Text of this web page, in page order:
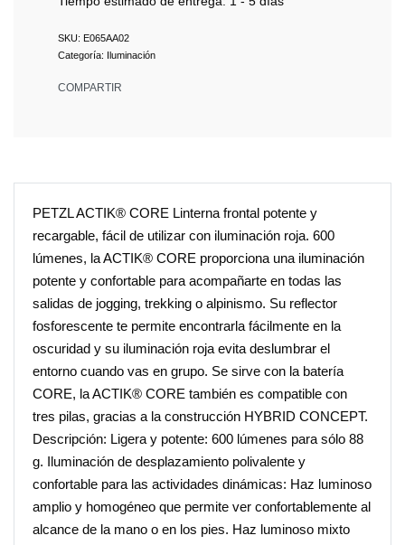
E065AA02
Categoría: Iluminación
COMPARTIR
PETZL ACTIK® CORE Linterna frontal potente y
recargable, fácil de utilizar con iluminación roja. 600
lúmenes, la ACTIK® CORE proporciona una iluminación
potente y confortable para acompañarte en todas las
salidas de jogging, trekking o alpinismo. Su reflector
fosforescente te permite encontrarla fácilmente en la
oscuridad y su iluminación roja evita deslumbrar el
entorno cuando vas en grupo. Se sirve con la batería
CORE, la ACTIK® CORE también es compatible con
tres pilas, gracias a la construcción HYBRID CONCEPT.
Descripción: Ligera y potente: 600 lúmenes para sólo 88
g. Iluminación de desplazamiento polivalente y
confortable para las actividades dinámicas: Haz luminoso
amplio y homogéneo que permite ver confortablemente al
alcance de la mano o en los pies. Haz luminoso mixto